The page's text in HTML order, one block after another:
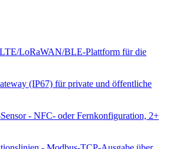
LTE/LoRaWAN/BLE-Plattform für die
(IP67) für private und öffentliche
- NFC- oder Fernkonfiguration, 2+